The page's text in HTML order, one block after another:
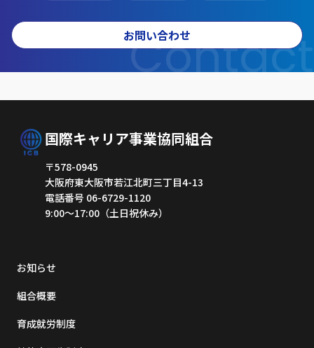
お問い合わせ
Contact
国際キャリア事業協同組合
〒578-0945
大阪府東大阪市若江北町三丁目4-13
電話番号 06-6729-1120
9:00～17:00（土日祝休み）
お知らせ
組合概要
育成就労制度